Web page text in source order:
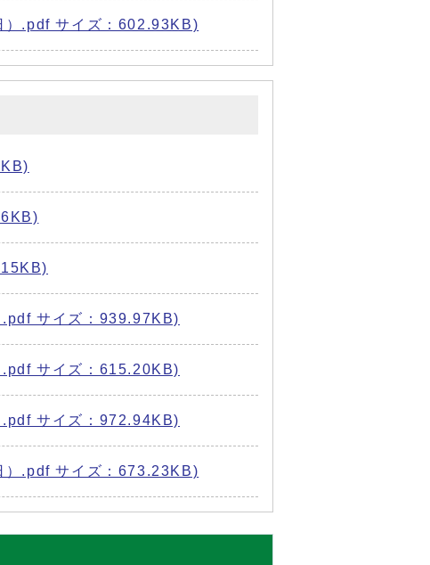
）.pdf サイズ：602.93KB)
.pdf サイズ：939.97KB)
.pdf サイズ：615.20KB)
.pdf サイズ：972.94KB)
）.pdf サイズ：673.23KB)